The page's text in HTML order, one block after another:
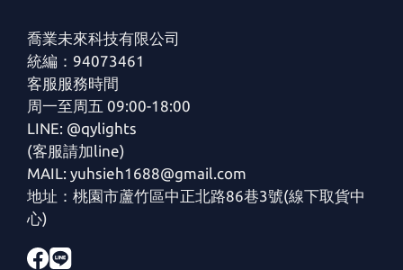
喬業未來科技有限公司
統編：94073461
客服服務時間
周一至周五 09:00-18:00
LINE: @qylights
(客服請加line)
MAIL: yuhsieh1688@gmail.com
地址：桃園市蘆竹區中正北路86巷3號(線下取貨中
心)